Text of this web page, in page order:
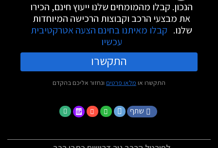
הנכון. קבלו מהמומחים שלנו ייעוץ חינם, הכירו
את מבצעי הרכב וקבוצות הרכישה המיוחדות
שלנו. קבלו מאיתנו בחינם הצעה אטרקטיבית
עכשיו
התקשרו
התקשרו או מלאו פרטים ונחזור אליכם בהקדם
שתף